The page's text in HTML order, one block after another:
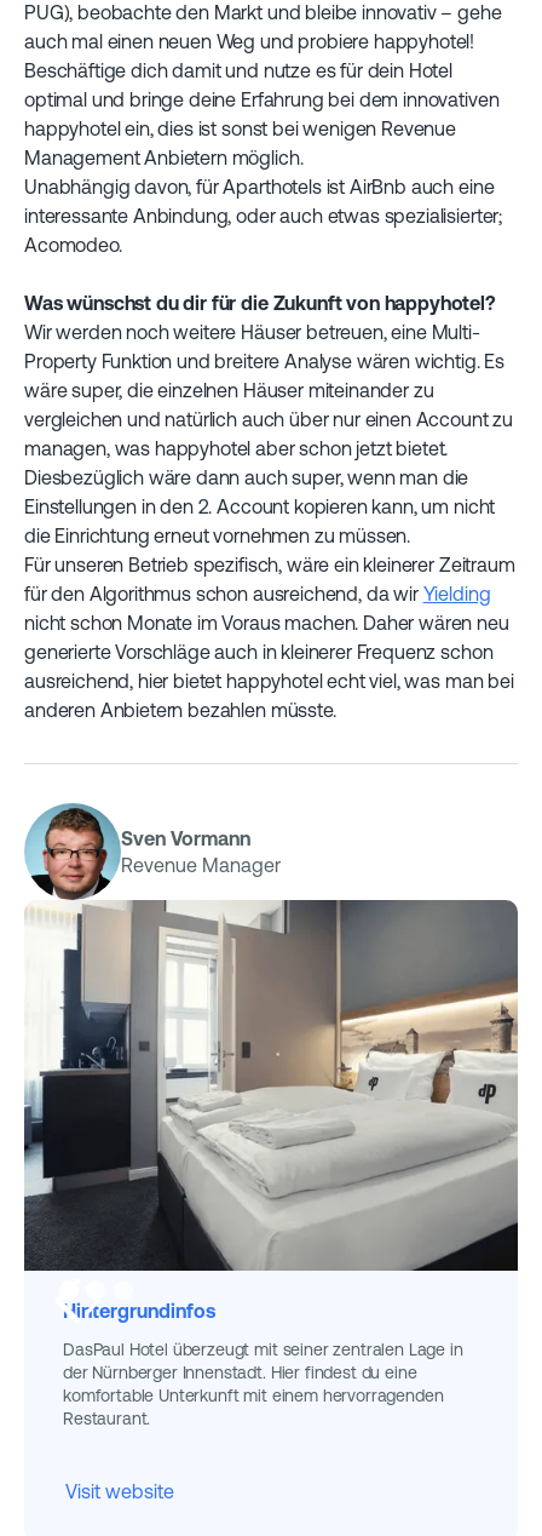
PUG), beobachte den Markt und bleibe innovativ – gehe
auch mal einen neuen Weg und probiere happyhotel!
Beschäftige dich damit und nutze es für dein Hotel
optimal und bringe deine Erfahrung bei dem innovativen
happyhotel ein, dies ist sonst bei wenigen Revenue
Management Anbietern möglich.
Unabhängig davon, für Aparthotels ist AirBnb auch eine
interessante Anbindung, oder auch etwas spezialisierter;
Acomodeo.
Was wünschst du dir für die Zukunft von happyhotel?
Wir werden noch weitere Häuser betreuen, eine Multi-
Property Funktion und breitere Analyse wären wichtig. Es
wäre super, die einzelnen Häuser miteinander zu
vergleichen und natürlich auch über nur einen Account zu
managen, was happyhotel aber schon jetzt bietet.
Diesbezüglich wäre dann auch super, wenn man die
Einstellungen in den 2. Account kopieren kann, um nicht
die Einrichtung erneut vornehmen zu müssen.
Für unseren Betrieb spezifisch, wäre ein kleinerer Zeitraum
für den Algorithmus schon ausreichend, da wir Yielding
nicht schon Monate im Voraus machen. Daher wären neu
generierte Vorschläge auch in kleinerer Frequenz schon
ausreichend, hier bietet happyhotel echt viel, was man bei
anderen Anbietern bezahlen müsste.
Sven Vormann
Revenue Manager
Hintergrundinfos
DasPaul Hotel überzeugt mit seiner zentralen Lage in
der Nürnberger Innenstadt. Hier findest du eine
komfortable Unterkunft mit einem hervorragenden
Restaurant.
Visit website